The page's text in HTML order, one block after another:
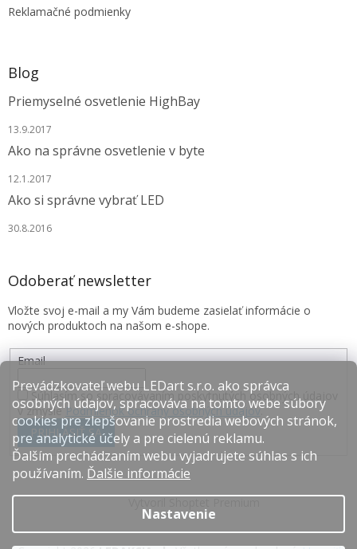
Prevádzkovateľ webu LEDart s.r.o. ako správca
osobných údajov, spracováva na tomto webe súbory
cookies pre zlepšovanie prostredia webových stránok,
pre analytické účely a pre cielenú reklamu.
Ďalším prechádzaním webu vyjadrujete súhlas s ich
používaním. Ďalšie informácie
Nastavenie
Reklamačné podmienky
Blog
Priemyselné osvetlenie HighBay
13.9.2017
Ako na správne osvetlenie v byte
12.1.2017
Ako si správne vybrať LED
30.8.2016
Odoberať newsletter
Vložte svoj e-mail a my Vám budeme zasielať informácie o
nových produktoch na našom e-shope.
Email
Súhlasím so spracovávaním poskytnutých osobných údajov
v zmysle Podmienok ochrany osobných údajov.
PRIHLÁSIŤ SA